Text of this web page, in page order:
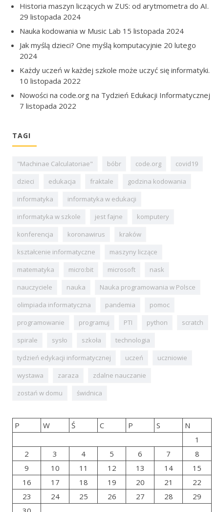
Historia maszyn liczących w ZUS: od arytmometra do AI.
29 listopada 2024
Nauka kodowania w Music Lab 15 listopada 2024
Jak myślą dzieci? One myślą komputacyjnie 20 lutego
2024
Każdy uczeń w każdej szkole może uczyć się informatyki.
10 listopada 2022
Nowości na code.org na Tydzień Edukacji Informatycznej
7 listopada 2022
TAGI
"Machinae Calculatoriae" bóbr code.org
covid19
dzieci
edukacja fraktale
godzina kodowania
informatyka
informatyka w edukacji
informatyka w szkole
jest fajne
komputery
konferencja
koronawirus
kraków
kształcenie informatyczne
maszyny liczące
matematyka
micro:bit microsoft
nask
nauczyciele
nauka
Nauka programowania w Polsce
olimpiada informatyczna
pandemia
pomoc
programowanie
programuj PTI python
scratch
spirale
sysło szkoła
technologia
tydzień edykacji informatycznej
uczeń
uczniowie
wystawa
zaraza
zdalne nauczanie
zostań w domu
świdnica
P W Ś C P S
N
1
2
3 4 5 6 7
8
9
10 11 12 13 14
15
16
17 18 19 20 21
22
23
24 25 26 27 28
29